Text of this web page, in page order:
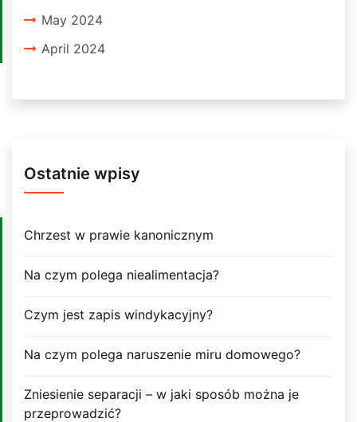
May 2024
April 2024
Ostatnie wpisy
Chrzest w prawie kanonicznym
Na czym polega niealimentacja?
Czym jest zapis windykacyjny?
Na czym polega naruszenie miru domowego?
Zniesienie separacji – w jaki sposób można je
przeprowadzić?